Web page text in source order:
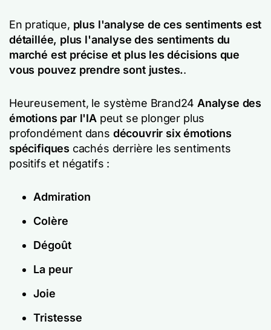
En pratique, plus l'analyse de ces sentiments est
détaillée, plus l'analyse des sentiments du
marché est précise et plus les décisions que
vous pouvez prendre sont justes..
Heureusement, le système Brand24 Analyse des
émotions par l'IApeut se plonger plus
profondément dans découvrir six émotions
spécifiques cachés derrière les sentiments
positifs et négatifs :
Admiration
Colère
Dégoût
La peur
Joie
Tristesse